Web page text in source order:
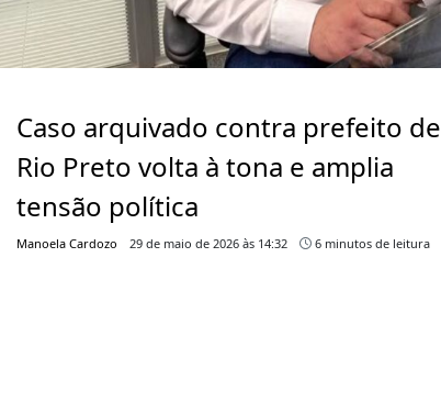
Caso arquivado contra prefeito de
Rio Preto volta à tona e amplia
tensão política
Manoela Cardozo 29 de maio de 2026 às 14:32 6 minutos de leitura